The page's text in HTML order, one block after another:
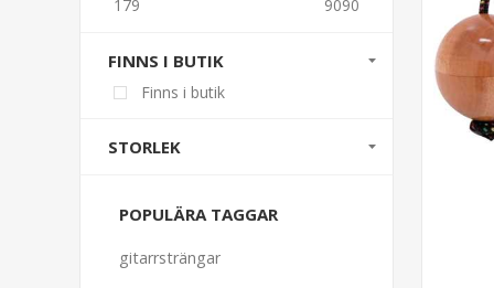
179 9090
FINNS I BUTIK
Finns i butik
STORLEK
POPULÄRA TAGGAR
gitarrsträngar